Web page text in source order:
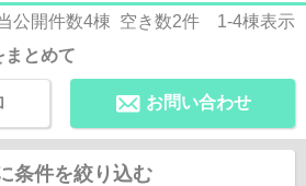
公開件数4棟 空き数2件 1-4棟表示
まとめて
お問い合わせ
条件を絞り込む